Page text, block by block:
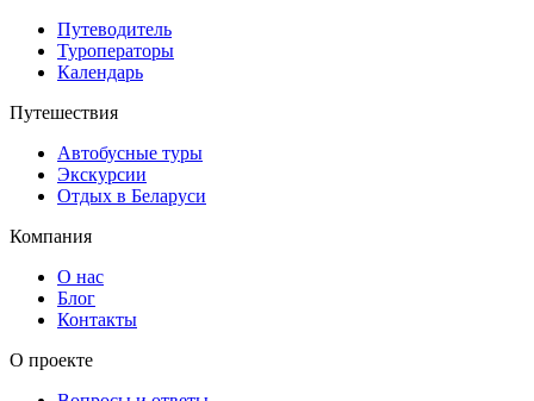
Путеводитель
Туроператоры
Календарь
Путешествия
Автобусные туры
Экскурсии
Отдых в Беларуси
Компания
О нас
Блог
Контакты
О проекте